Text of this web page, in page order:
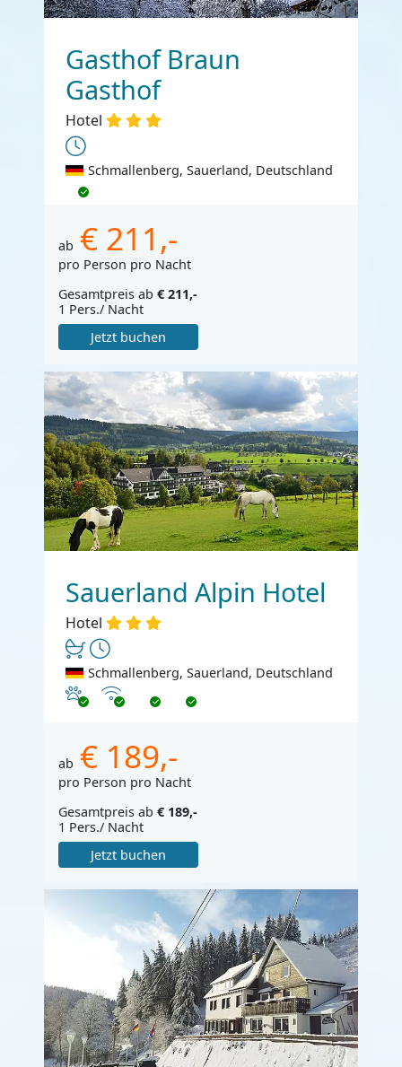
Gasthof Braun
Gasthof
Hotel
Schmallenberg, Sauerland, Deutschland
ab € 211,-
pro Person pro Nacht
Gesamtpreis ab € 211,-
1 Pers./ Nacht
Jetzt buchen
Sauerland Alpin Hotel
Hotel
Schmallenberg, Sauerland, Deutschland
Haustiere erlaubt
Internet
ab € 189,-
pro Person pro Nacht
Gesamtpreis ab € 189,-
1 Pers./ Nacht
Jetzt buchen